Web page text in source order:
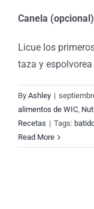
Canela (opcional)
Licue los
taza y
By Ashley |
alimentos de WIC,
Recetas | Tags:
Read More